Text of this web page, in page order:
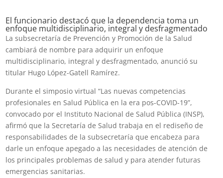
El funcionario destacó que la dependencia toma un
enfoque multidisciplinario, integral y desfragmentado
La subsecretaría de Prevención y Promoción de la Salud
cambiará de nombre para adquirir un enfoque
multidisciplinario, integral y desfragmentado, anunció su
titular Hugo López-Gatell Ramírez.
Durante el simposio virtual “Las nuevas competencias
profesionales en Salud Pública en la era pos-COVID-19”,
convocado por el Instituto Nacional de Salud Pública (INSP),
afirmó que la Secretaría de Salud trabaja en el rediseño de
responsabilidades de la subsecretaría que encabeza para
darle un enfoque apegado a las necesidades de atención de
los principales problemas de salud y para atender futuras
emergencias sanitarias.